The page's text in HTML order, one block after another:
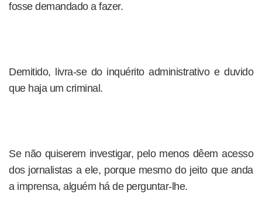
fosse demandado a fazer.
Demitido, livra-se do inquérito administrativo e duvido
que haja um criminal.
Se não quiserem investigar, pelo menos dêem acesso
dos jornalistas a ele, porque mesmo do jeito que anda
a imprensa, alguém há de perguntar-lhe.